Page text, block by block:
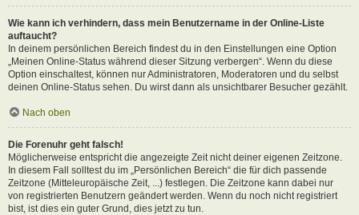
Wie kann ich verhindern, dass mein Benutzername in der Online-Liste
auftaucht?
In deinem persönlichen Bereich findest du in den Einstellungen eine Option
„Meinen Online-Status während dieser Sitzung verbergen“. Wenn du diese
Option einschaltest, können nur Administratoren, Moderatoren und du selbst
deinen Online-Status sehen. Du wirst dann als unsichtbarer Besucher gezählt.
Nach oben
Die Forenuhr geht falsch!
Möglicherweise entspricht die angezeigte Zeit nicht deiner eigenen Zeitzone.
In diesem Fall solltest du im „Persönlichen Bereich“ die für dich passende
Zeitzone (Mitteleuropäische Zeit, ...) festlegen. Die Zeitzone kann dabei nur
von registrierten Benutzern geändert werden. Wenn du noch nicht registriert
bist, ist dies ein guter Grund, dies jetzt zu tun.